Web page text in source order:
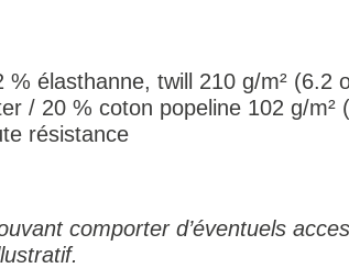
élasthanne, twill 210 g/m² (6.2
/ 20 % coton popeline 102 g/m²
résistance
comporter d’éventuels